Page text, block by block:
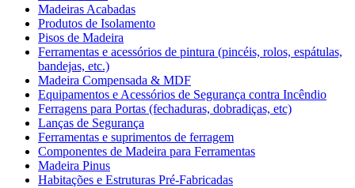
Madeiras Acabadas
Produtos de Isolamento
Pisos de Madeira
Ferramentas e acessórios de pintura (pincéis, rolos, espátulas,
bandejas, etc.)
Madeira Compensada & MDF
Equipamentos e Acessórios de Segurança contra Incêndio
Ferragens para Portas (fechaduras, dobradiças, etc)
Lanças de Segurança
Ferramentas e suprimentos de ferragem
Componentes de Madeira para Ferramentas
Madeira Pinus
Habitações e Estruturas Pré-Fabricadas